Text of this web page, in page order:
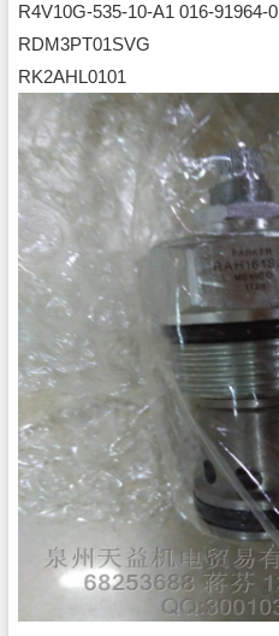
R4V10G-535-10-A1 016-91964-0
RDM3PT01SVG
RK2AHL0101